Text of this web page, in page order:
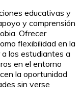
educativas y
y comprensión
Ofrecer
flexibilidad en la
los estudiantes a
en el entorno
la oportunidad
sin verse